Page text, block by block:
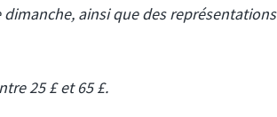
ainsi que des représentations
25 £ et 65 £.